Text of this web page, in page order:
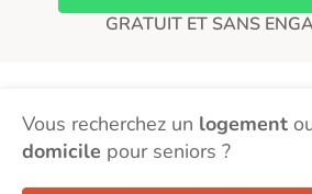
GRATUIT ET SANS
Vous recherchez un logement
domicile pour seniors ?